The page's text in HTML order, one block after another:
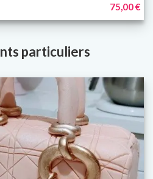
75,00 €
particuliers